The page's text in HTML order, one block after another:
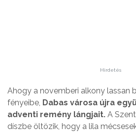
Hirdetés
Ahogy a novemberi alkony lassan
fényeibe, Dabas városa újra
adventi remény lángjait. A
díszbe öltözik, hogy a lila